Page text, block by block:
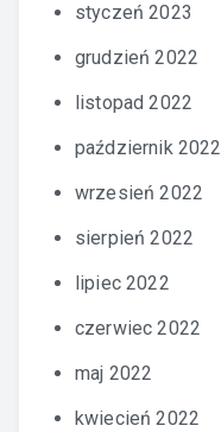
styczeń 2023
grudzień 2022
listopad 2022
październik 2022
wrzesień 2022
sierpień 2022
lipiec 2022
czerwiec 2022
maj 2022
kwiecień 2022